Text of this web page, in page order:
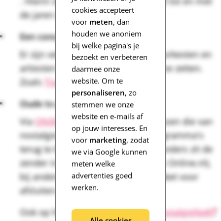
cookies accepteert
voor meten, dan
houden we anoniem
bij welke pagina's je
bezoekt en verbeteren
daarmee onze
website. Om te
personaliseren, zo
stemmen we onze
website en e-mails af
op jouw interesses. En
voor marketing, zodat
we via Google kunnen
meten welke
advertenties goed
werken.
de jaren 80.
Een concert kijken
Er zijn verschillende concertzalen, orkesten en
artiesten die concertopnames online zetten.
Zoals TivoliVredenburg
Oude tv-programma's kijken
ViaONS
, een tv-zender voor mensen die van
nostalgie houden, zijn oude tv-programma's
terug te kijken. Bij sommige tv-providers zit de
zender in het basispakket (Ziggo en Online.nl),
bij anderen moet je er een pluspakket voor
afsluiten.
Ook op het
YouTube-kanaal van NostalgieNet